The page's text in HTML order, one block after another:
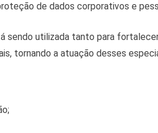
de dados corporativos e
sendo utilizada tanto para
tornando a atuação desses